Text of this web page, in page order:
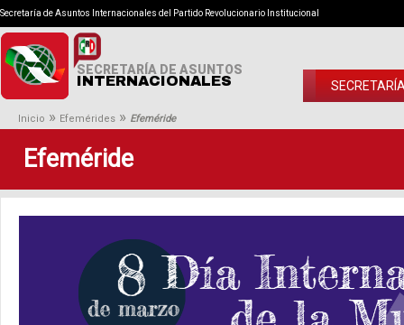
Secretaría de Asuntos Internacionales del Partido Revolucionario Institucional
SECRETARÍA DE ASUNTOS
INTERNACIONALES
Inicio » Efemérides » Efeméride
Efeméride